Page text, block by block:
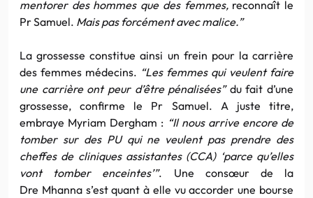
mentorer des hommes que des femmes, reconnaît le
Pr Samuel. Mais pas forcément avec malice.”
La grossesse constitue ainsi un frein pour la carrière
des femmes médecins. “Les femmes qui veulent faire
une carrière ont peur d’être pénalisées”du fait d’une
grossesse, confirme le Pr Samuel. A juste titre,
embraye Myriam Dergham : “Il nous arrive encore de
tomber sur des PU qui ne veulent pas prendre des
cheffes de cliniques assistantes (CCA) ‘parce qu’elles
vont tomber enceintes’”. Une consœur de la
Dre Mhanna s’est quant à elle vu accorder une bourse